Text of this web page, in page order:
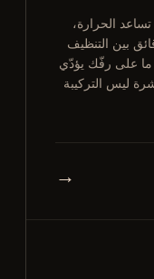
الحرارة،
بين التنظيف
ما على رفّك يؤدّي
ليس التركيبة
→